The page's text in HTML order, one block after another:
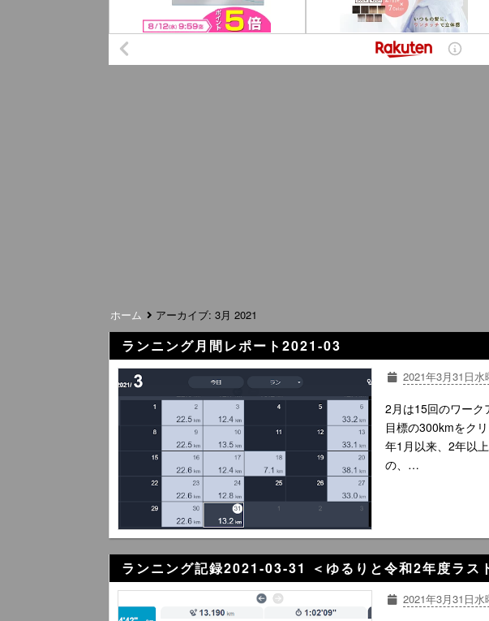
ホーム アーカイブ:3月 2021
ランニング月間レポート2021-03
2021年3月31日水
2月は15回のワーク
目標の300kmをク
年1月以来、2年以
の、…
ランニング記録2021-03-31 ＜ゆるりと令和2年度ラス
2021年3月31日水